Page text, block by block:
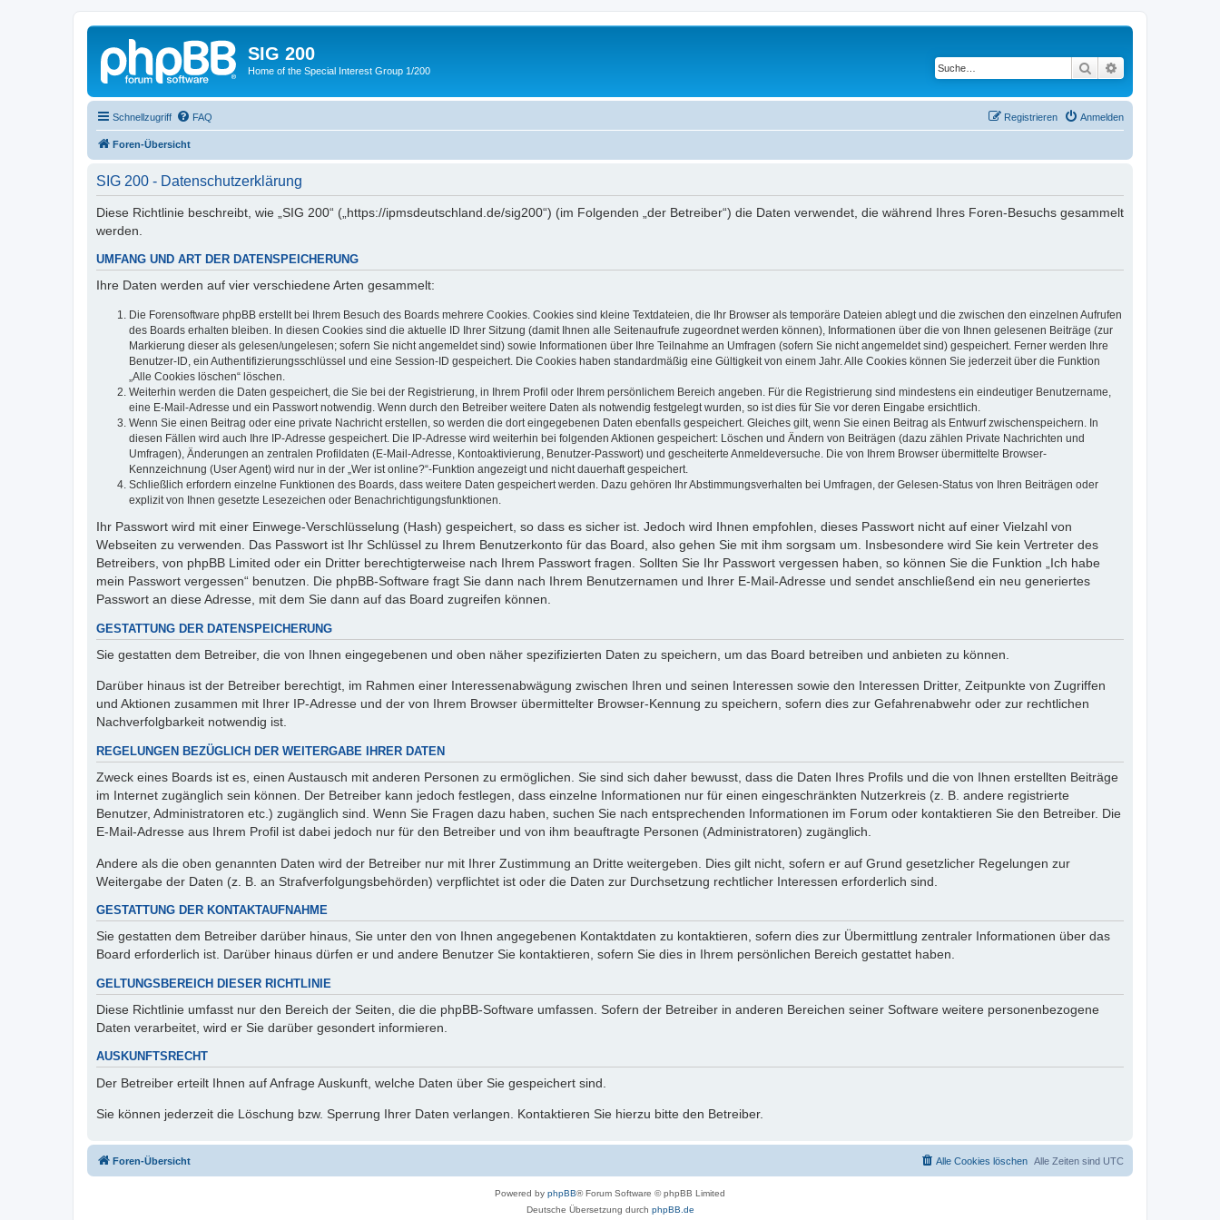
SIG 200
Home of the Special Interest Group 1/200 Suche
Schnellzugriff FAQ Anmelden
Registrieren
Foren-Übersicht
SIG 200 - Datenschutzerklärung
Diese Richtlinie beschreibt, wie „SIG 200“ („https://ipmsdeutschland.de/sig200“) (im Folgenden „der Betreiber“) die Daten verwendet, die während Ihres Foren-Besuchs gesammelt
werden.
UMFANG UND ART DER DATENSPEICHERUNG
Ihre Daten werden auf vier verschiedene Arten gesammelt:
Die Forensoftware phpBB erstellt bei Ihrem Besuch des Boards mehrere Cookies. Cookies sind kleine Textdateien, die Ihr Browser als temporäre Dateien ablegt und die zwischen den einzelnen Aufrufen
des Boards erhalten bleiben. In diesen Cookies sind die aktuelle ID Ihrer Sitzung (damit Ihnen alle Seitenaufrufe zugeordnet werden können), Informationen über die von Ihnen gelesenen Beiträge (zur
Markierung dieser als gelesen/ungelesen; sofern Sie nicht angemeldet sind) sowie Informationen über Ihre Teilnahme an Umfragen (sofern Sie nicht angemeldet sind) gespeichert. Ferner werden Ihre
Benutzer-ID, ein Authentifizierungsschlüssel und eine Session-ID gespeichert. Die Cookies haben standardmäßig eine Gültigkeit von einem Jahr. Alle Cookies können Sie jederzeit über die Funktion
„Alle Cookies löschen“ löschen.
Weiterhin werden die Daten gespeichert, die Sie bei der Registrierung, in Ihrem Profil oder Ihrem persönlichem Bereich angeben. Für die Registrierung sind mindestens ein eindeutiger Benutzername,
eine E-Mail-Adresse und ein Passwort notwendig. Wenn durch den Betreiber weitere Daten als notwendig festgelegt wurden, so ist dies für Sie vor deren Eingabe ersichtlich.
Wenn Sie einen Beitrag oder eine private Nachricht erstellen, so werden die dort eingegebenen Daten ebenfalls gespeichert. Gleiches gilt, wenn Sie einen Beitrag als Entwurf zwischenspeichern. In
diesen Fällen wird auch Ihre IP-Adresse gespeichert. Die IP-Adresse wird weiterhin bei folgenden Aktionen gespeichert: Löschen und Ändern von Beiträgen (dazu zählen Private Nachrichten und
Umfragen), Änderungen an zentralen Profildaten (E-Mail-Adresse, Kontoaktivierung, Benutzer-Passwort) und gescheiterte Anmeldeversuche. Die von Ihrem Browser übermittelte Browser-
Kennzeichnung (User Agent) wird nur in der „Wer ist online?“-Funktion angezeigt und nicht dauerhaft gespeichert.
Schließlich erfordern einzelne Funktionen des Boards, dass weitere Daten gespeichert werden. Dazu gehören Ihr Abstimmungsverhalten bei Umfragen, der Gelesen-Status von Ihren Beiträgen oder
explizit von Ihnen gesetzte Lesezeichen oder Benachrichtigungsfunktionen.
Ihr Passwort wird mit einer Einwege-Verschlüsselung (Hash) gespeichert, so dass es sicher ist. Jedoch wird Ihnen empfohlen, dieses Passwort nicht auf einer Vielzahl von
Webseiten zu verwenden. Das Passwort ist Ihr Schlüssel zu Ihrem Benutzerkonto für das Board, also gehen Sie mit ihm sorgsam um. Insbesondere wird Sie kein Vertreter des
Betreibers, von phpBB Limited oder ein Dritter berechtigterweise nach Ihrem Passwort fragen. Sollten Sie Ihr Passwort vergessen haben, so können Sie die Funktion „Ich habe
mein Passwort vergessen“ benutzen. Die phpBB-Software fragt Sie dann nach Ihrem Benutzernamen und Ihrer E-Mail-Adresse und sendet anschließend ein neu generiertes
Passwort an diese Adresse, mit dem Sie dann auf das Board zugreifen können.
GESTATTUNG DER DATENSPEICHERUNG
Sie gestatten dem Betreiber, die von Ihnen eingegebenen und oben näher spezifizierten Daten zu speichern, um das Board betreiben und anbieten zu können.
Darüber hinaus ist der Betreiber berechtigt, im Rahmen einer Interessenabwägung zwischen Ihren und seinen Interessen sowie den Interessen Dritter, Zeitpunkte von Zugriffen
und Aktionen zusammen mit Ihrer IP-Adresse und der von Ihrem Browser übermittelter Browser-Kennung zu speichern, sofern dies zur Gefahrenabwehr oder zur rechtlichen
Nachverfolgbarkeit notwendig ist.
REGELUNGEN BEZÜGLICH DER WEITERGABE IHRER DATEN
Zweck eines Boards ist es, einen Austausch mit anderen Personen zu ermöglichen. Sie sind sich daher bewusst, dass die Daten Ihres Profils und die von Ihnen erstellten Beiträge
im Internet zugänglich sein können. Der Betreiber kann jedoch festlegen, dass einzelne Informationen nur für einen eingeschränkten Nutzerkreis (z. B. andere registrierte
Benutzer, Administratoren etc.) zugänglich sind. Wenn Sie Fragen dazu haben, suchen Sie nach entsprechenden Informationen im Forum oder kontaktieren Sie den Betreiber. Die
E-Mail-Adresse aus Ihrem Profil ist dabei jedoch nur für den Betreiber und von ihm beauftragte Personen (Administratoren) zugänglich.
Andere als die oben genannten Daten wird der Betreiber nur mit Ihrer Zustimmung an Dritte weitergeben. Dies gilt nicht, sofern er auf Grund gesetzlicher Regelungen zur
Weitergabe der Daten (z. B. an Strafverfolgungsbehörden) verpflichtet ist oder die Daten zur Durchsetzung rechtlicher Interessen erforderlich sind.
GESTATTUNG DER KONTAKTAUFNAHME
Sie gestatten dem Betreiber darüber hinaus, Sie unter den von Ihnen angegebenen Kontaktdaten zu kontaktieren, sofern dies zur Übermittlung zentraler Informationen über das
Board erforderlich ist. Darüber hinaus dürfen er und andere Benutzer Sie kontaktieren, sofern Sie dies in Ihrem persönlichen Bereich gestattet haben.
GELTUNGSBEREICH DIESER RICHTLINIE
Diese Richtlinie umfasst nur den Bereich der Seiten, die die phpBB-Software umfassen. Sofern der Betreiber in anderen Bereichen seiner Software weitere personenbezogene
Daten verarbeitet, wird er Sie darüber gesondert informieren.
AUSKUNFTSRECHT
Der Betreiber erteilt Ihnen auf Anfrage Auskunft, welche Daten über Sie gespeichert sind.
Sie können jederzeit die Löschung bzw. Sperrung Ihrer Daten verlangen. Kontaktieren Sie hierzu bitte den Betreiber.
Foren-Übersicht Alle Zeiten sind UTC
Alle Cookies löschen
Powered by phpBB® Forum Software © phpBB Limited
Deutsche Übersetzung durch phpBB.de